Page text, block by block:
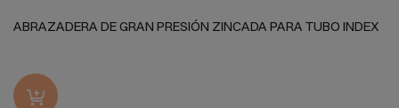
ABRAZADERA DE GRAN PRESIÓN ZINCADA PARA TUBO INDEX